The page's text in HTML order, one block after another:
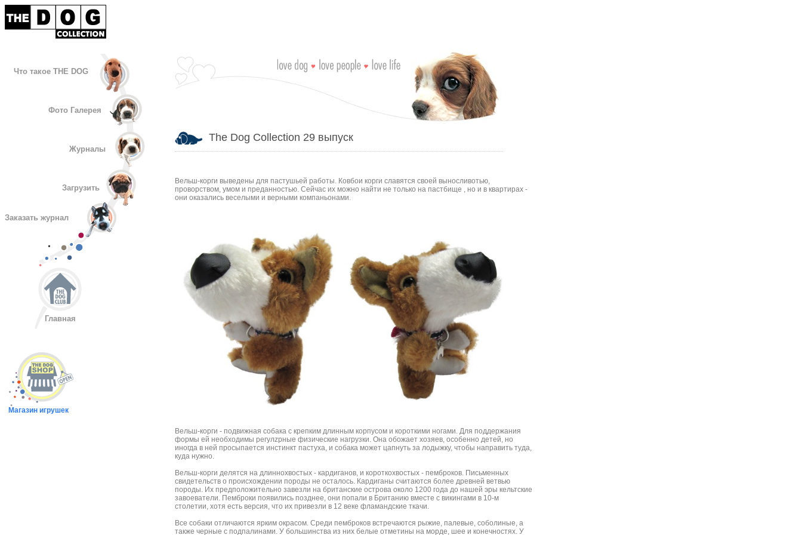
Что такое THE DOG
Фото Галерея
Журналы
Загрузить
Заказать журнал
Главная
Магазин игрушек
The Dog Collection 29 выпуск
Вельш-корги выведены для пастушьей работы. Ковбои корги славятся своей выносливотью,
проворством, умом и преданностью. Сейчаc их можно найти не только на пастбище , но и в квартирах -
они оказались веселыми и верными компаньонами.
Вельш-корги - подвижная собака с крепким длинным корпусом и короткими ногами. Для поддержания
формы ей необходимы регулzрные физические нагрузки. Она обожает хозяев, особенно детей, но
иногда в ней просыпается инстинкт пастуха, и собака может цапнуть за лодыжку, чтобы направить туда,
куда нужно.
Вельш-корги делятся на длиннохвостых - кардиганов, и короткохвостых - пемброков. Письменных
свидетельств о происхождении породы не осталось. Кардиганы считаются более древней ветвью
породы. Их предположительно завезли на британские острова около 1200 года до нашей эры кельтские
завоеватели. Пемброки появились позднее, они попали в Британию вместе с викингами в 10-м
столетии, хотя есть версия, что их привезли в 12 веке фламандские ткачи.
Все собаки отличаются ярким окрасом. Среди пемброков встречаются рыжие, палевые, соболиные, а
также черные с подпалинами. У большинства из них белые отметины на морде, шее и конечностях. У